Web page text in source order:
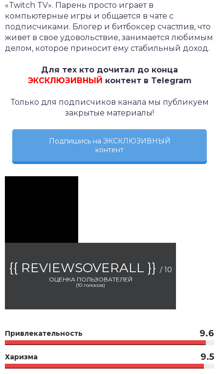
«Twitch TV». Парень просто играет в
компьютерные игры и общается в чате с
подписчиками. Блогер и битбоксер счастлив, что
живет в свое удовольствие, занимается любимым
делом, которое приносит ему стабильный доход.
Для тех кто дочитал до конца
ЭКСКЛЮЗИВНЫЙ контент в Telegram
Только для подписчиков канала мы публикуем
закрытые материалы!
Подпишись на ЭКСКЛЮЗИВНЫЙ
контент
{{ REVIEWSOVERALL }} / 10
ОЦЕНКА ПОЛЬЗОВАТЕЛЕЙ
(10 голосов)
Привлекательность 9.6
Харизма 9.5